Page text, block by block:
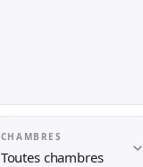
CHAMBRES
Toutes chambres